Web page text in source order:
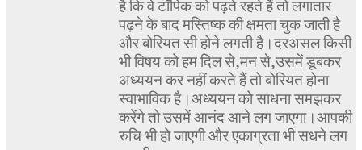
है कि वे टॉपिक को पढ़ते रहते हैं तो लगातार
पढ़ने के बाद मस्तिष्क की क्षमता चुक जाती है
और बोरियत सी होने लगती है।दरअसल किसी
भी विषय को हम दिल से,मन से,उसमें डूबकर
अध्ययन कर नहीं करते हैं तो बोरियत होना
स्वाभाविक है।अध्ययन को साधना समझकर
करेंगे तो उसमें आनंद आने लग जाएगा।आपकी
रुचि भी हो जाएगी और एकाग्रता भी सधने लग